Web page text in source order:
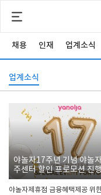
채용 인재 업계소식
업계소식
야놀자17주년 기념 야놀
주센터 할인 프로모션 진
야놀자제휴점 금융혜택제공 위